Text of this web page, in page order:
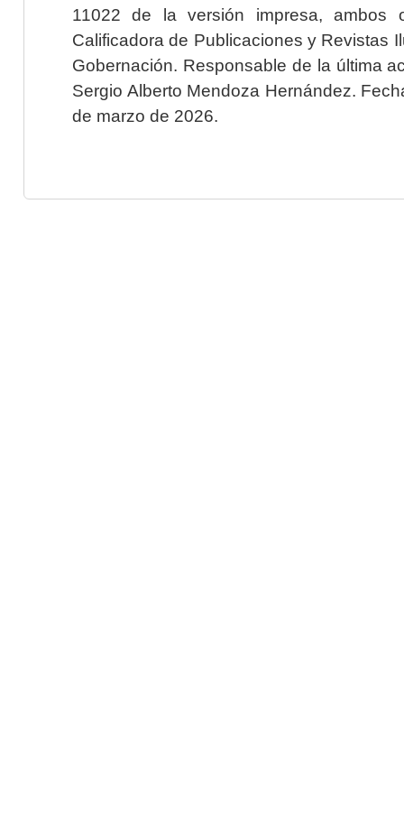
11022 de la versión impresa, ambos
Calificadora de Publicaciones y Revistas
Gobernación. Responsable de la última
Sergio Alberto Mendoza Hernández.
de marzo de 2026.